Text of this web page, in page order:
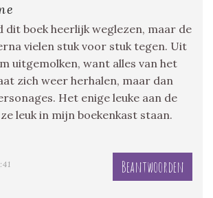
dit boek heerlijk weglezen, maar de
vielen stuk voor stuk tegen. Uit
uitgemolken, want alles van het
zich weer herhalen, maar dan
Het enige leuke aan de
leuk in mijn boekenkast staan.
Beantwoorden